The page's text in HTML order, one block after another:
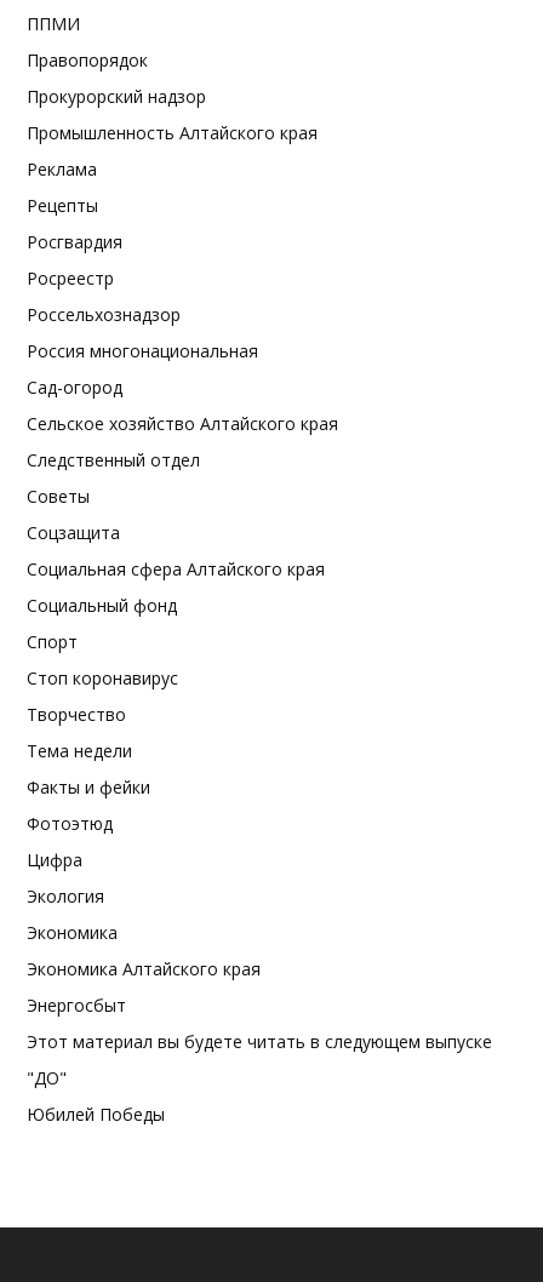
ППМИ
Правопорядок
Прокурорский надзор
Промышленность Алтайского края
Реклама
Рецепты
Росгвардия
Росреестр
Россельхознадзор
Россия многонациональная
Сад-огород
Сельское хозяйство Алтайского края
Следственный отдел
Советы
Соцзащита
Социальная сфера Алтайского края
Социальный фонд
Спорт
Стоп коронавирус
Творчество
Тема недели
Факты и фейки
Фотоэтюд
Цифра
Экология
Экономика
Экономика Алтайского края
Энергосбыт
Этот материал вы будете читать в следующем выпуске
"ДО"
Юбилей Победы